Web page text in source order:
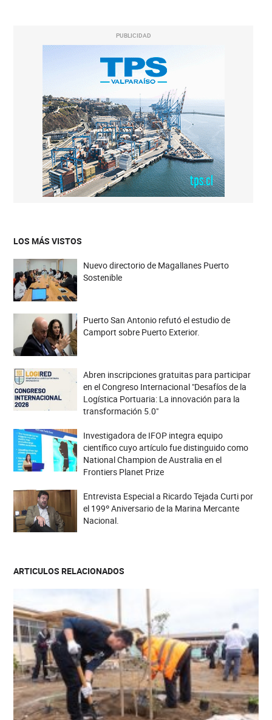
PUBLICIDAD
LOS MÁS VISTOS
Nuevo directorio de Magallanes Puerto
Sostenible
Puerto San Antonio refutó el estudio de
Camport sobre Puerto Exterior.
Abren inscripciones gratuitas para participar
en el Congreso Internacional "Desafíos de la
Logística Portuaria: La innovación para la
transformación 5.0"
Investigadora de IFOP integra equipo
científico cuyo artículo fue distinguido como
National Champion de Australia en el
Frontiers Planet Prize
Entrevista Especial a Ricardo Tejada Curti por
el 199º Aniversario de la Marina Mercante
Nacional.
ARTICULOS RELACIONADOS